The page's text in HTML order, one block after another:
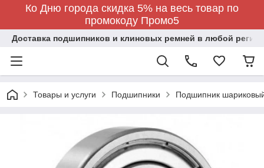
Ко Дню города скидка 5% на весь товар по
промокоду Промо5
Доставка подшипников и клиновых ремней в любой регион
Товары и услуги Подшипники Подшипник